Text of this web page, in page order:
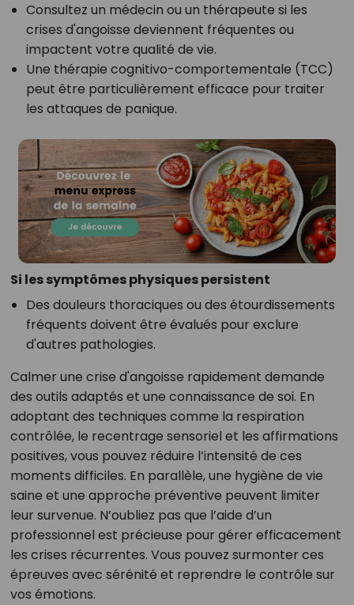
Consultez un médecin ou un thérapeute si les
crises d'angoisse deviennent fréquentes ou
impactent votre qualité de vie.
Une thérapie cognitivo-comportementale (TCC)
peut être particulièrement efficace pour traiter
les attaques de panique.
Si les symptômes physiques persistent
Des douleurs thoraciques ou des étourdissements
fréquents doivent être évalués pour exclure
d'autres pathologies.
Calmer une crise d'angoisse rapidement demande
des outils adaptés et une connaissance de soi. En
adoptant des techniques comme la respiration
contrôlée, le recentrage sensoriel et les affirmations
positives, vous pouvez réduire l’intensité de ces
moments difficiles. En parallèle, une hygiène de vie
saine et une approche préventive peuvent limiter
leur survenue. N’oubliez pas que l’aide d’un
professionnel est précieuse pour gérer efficacement
les crises récurrentes. Vous pouvez surmonter ces
épreuves avec sérénité et reprendre le contrôle sur
vos émotions.